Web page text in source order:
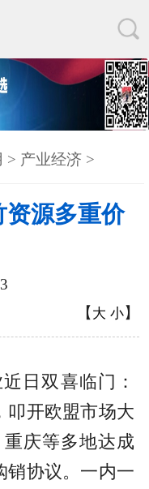
> 产业经济>
源多重价
【 大 小】
日双喜临门：
叩开欧盟市场大
庆等多地达成
销协议。一内一